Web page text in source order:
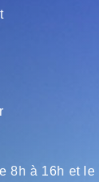
8h à 16h et le